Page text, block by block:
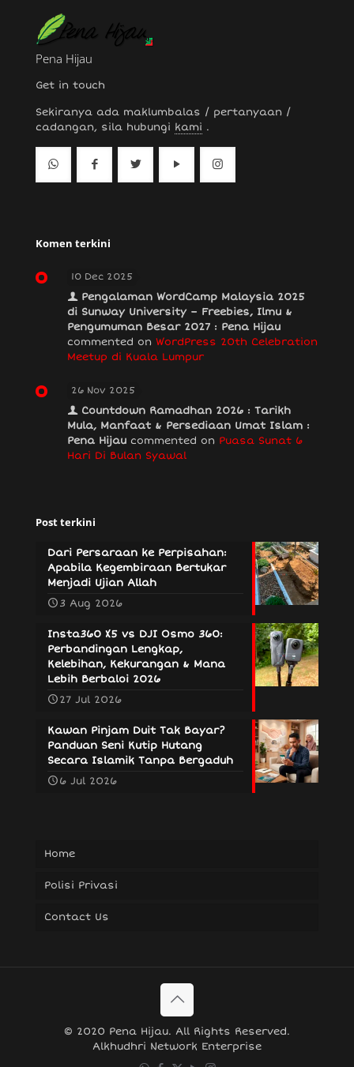
Pena Hijau
Get in touch
Sekiranya ada maklumbalas / pertanyaan /
cadangan, sila hubungi kami .
Komen terkini
10 Dec 2025
Pengalaman WordCamp Malaysia 2025
di Sunway University – Freebies, Ilmu &
Pengumuman Besar 2027 : Pena Hijau
commented on WordPress 20th Celebration
Meetup di Kuala Lumpur
26 Nov 2025
Countdown Ramadhan 2026 : Tarikh
Mula, Manfaat & Persediaan Umat Islam :
Pena Hijau commented on Puasa Sunat 6
Hari Di Bulan Syawal
Post terkini
Dari Persaraan ke Perpisahan:
Apabila Kegembiraan Bertukar
Menjadi Ujian Allah
3 Aug 2026
Insta360 X5 vs DJI Osmo 360:
Perbandingan Lengkap,
Kelebihan, Kekurangan & Mana
Lebih Berbaloi 2026
27 Jul 2026
Kawan Pinjam Duit Tak Bayar?
Panduan Seni Kutip Hutang
Secara Islamik Tanpa Bergaduh
6 Jul 2026
Home
Polisi Privasi
Contact Us
© 2020 Pena Hijau. All Rights Reserved.
Alkhudhri Network Enterprise